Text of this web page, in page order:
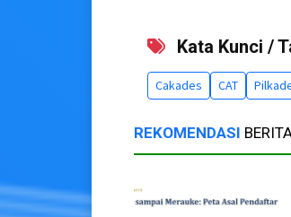
Kata Kunci /
Cakades CAT
REKOMENDASI